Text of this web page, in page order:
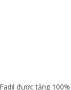
được tặng